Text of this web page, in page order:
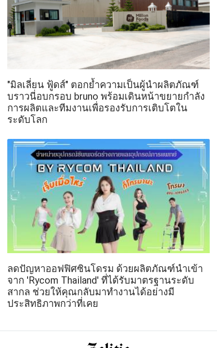
"มิลเลี่ยน ฟู้ดส์" ตอกย้ำความเป็นผู้นำผลิตภัณฑ์
บราวนี่อบกรอบ bruno พร้อมเดินหน้าขยายกำลัง
การผลิตและทีมงานเพื่อรองรับการเติบโตใน
ระดับโลก
ลดปัญหาออฟฟิศซินโดรม ด้วยผลิตภัณฑ์นำเข้า
จาก 'Rycom Thailand' ที่ได้รับมาตรฐานระดับ
สากล ช่วยให้คุณกลับมาทำงานได้อย่างมี
ประสิทธิภาพกว่าที่เคย